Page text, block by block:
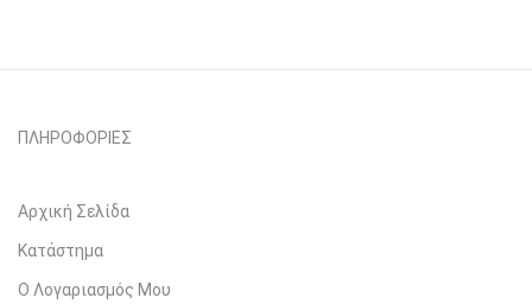
ΠΛΗΡΟΦΟΡΙΕΣ
Αρχική Σελίδα
Κατάστημα
Ο Λογαριασμός Μου